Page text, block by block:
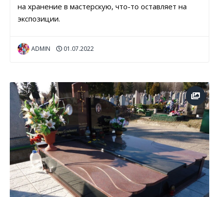
на хранение в мастерскую, что-то оставляет на
экспозиции.
ADMIN 01.07.2022